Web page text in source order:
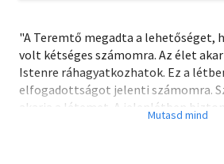
"A Teremtő megadta a lehetőséget,
volt kétséges számomra. Az élet
Istenre ráhagyatkozhatok. Ez a
elfogadottságot jelenti számomra.
akarja a létemet. A jelenlétben
Nem mintha minden a kedvem